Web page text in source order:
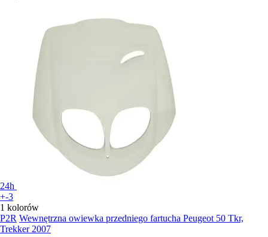
24h
+-3
1 kolorów
P2R Wewnętrzna owiewka przedniego fartucha Peugeot 50 Tkr,
Trekker 2007